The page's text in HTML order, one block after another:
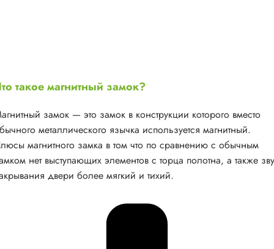
такое магнитный замок?
замок — это замок в конструкции которого вместо
металлического язычка используется магнитный.
магнитного замка в том что по сравнению с обычным
нет выступающих элементов с торца полотна, а также
двери более мягкий и тихий.